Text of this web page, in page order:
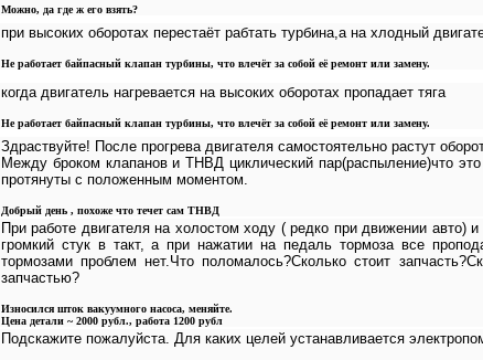
Можно, да где ж его взять?
при высоких оборотах перестаёт рабтать турбина,а на хлодный
Не работает байпасный клапан турбины, что влечёт за собой её ремонт или замену.
когда двигатель нагревается на высоких оборотах пропадает тяга
Не работает байпасный клапан турбины, что влечёт за собой её ремонт или замену.
Здраствуйте! После прогрева двигателя самостоятельно растут
Между броком клапанов и ТНВД циклический пар(распыление)что
протянуты с положенным моментом.
Добрый день , похоже что течет сам ТНВД
При работе двигателя на холостом ходу ( редко при движении авто)
громкий стук в такт, а при нажатии на педаль тормоза все
тормозами проблем нет.Что поломалось?Сколько стоит
запчастью?
Износился шток вакуумного насоса, меняйте.
Цена детали ~ 2000 рубл., работа 1200 рубл
Подскажите пожалуйста. Для каких целей устанавливается